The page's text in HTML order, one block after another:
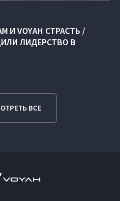
И VOYAH СТРАСТЬ /
ЛИДЕРСТВО В
ВСЕ